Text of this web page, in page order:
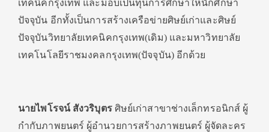
เทคนิคกรุงเทพ และมอบเป็นทุนการศึกษาให้นักศึกษา
ปัจจุบัน อีกทั้งเป็นการสร้างเครือข่ายศิษย์เก่าและศิษย์
ปัจจุบันวิทยาลัยเทคนิคกรุงเทพ(เดิม) และมหาวิทยาลัย
เทคโนโลยีราชมงคลกรุงเทพ(ปัจจุบัน) อีกด้วย
นายไพโรจน์ สังวริบุตรศิษย์เก่าสาขาช่างเล็กทรอนิกส์ ผู้
กำกับภาพยนตร์ ผู้อำนวยการสร้างภาพยนตร์ ผู้จัดละคร